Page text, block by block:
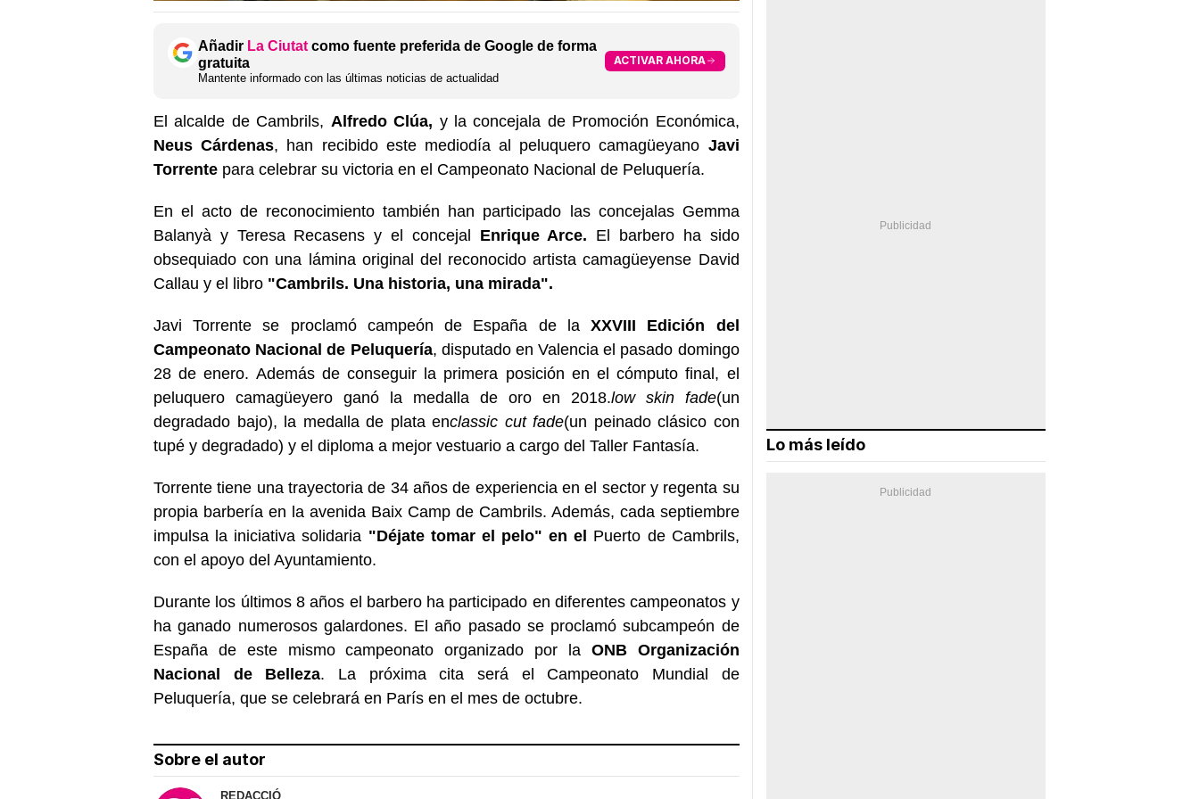
Añadir La Ciutat como fuente preferida de Google de forma
gratuita
Mantente informado con las últimas noticias de actualidad
ACTIVAR AHORA
El alcalde de Cambrils, Alfredo Clúa, y la concejala de Promoción Económica,
Neus Cárdenas, han recibido este mediodía al peluquero camagüeyano Javi
Torrente para celebrar su victoria en el Campeonato Nacional de Peluquería.
En el acto de reconocimiento también han participado las concejalas Gemma
Balanyà y Teresa Recasens y el concejal Enrique Arce. El barbero ha sido
obsequiado con una lámina original del reconocido artista camagüeyense David
Callau y el libro "Cambrils. Una historia, una mirada".
Javi Torrente se proclamó campeón de España de laXXVIII Edición del
Campeonato Nacional de Peluquería, disputado en Valencia el pasado domingo
28 de enero. Además de conseguir la primera posición en el cómputo final, el
peluquero camagüeyero ganó la medalla de oro en 2018.low skin fade(un
degradado bajo), la medalla de plata enclassic cut fade(un peinado clásico con
tupé y degradado) y el diploma a mejor vestuario a cargo del Taller Fantasía.
Torrente tiene una trayectoria de 34 años de experiencia en el sector y regenta su
propia barbería en la avenida Baix Camp de Cambrils. Además, cada septiembre
impulsa la iniciativa solidaria "Déjate tomar el pelo" en el Puerto de Cambrils,
con el apoyo del Ayuntamiento.
Durante los últimos 8 años el barbero ha participado en diferentes campeonatos y
ha ganado numerosos galardones. El año pasado se proclamó subcampeón de
España de este mismo campeonato organizado por la ONB Organización
Nacional de Belleza. La próxima cita será el Campeonato Mundial de
Peluquería, que se celebrará en París en el mes de octubre.
Sobre el autor
REDACCIÓ
Lo más leído